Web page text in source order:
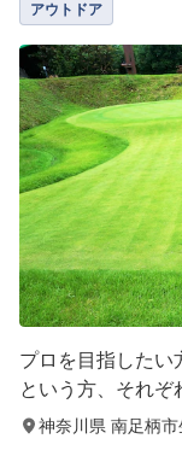
アウトドア
プロを目指したい
という方、それぞ
神奈川県 南足柄市